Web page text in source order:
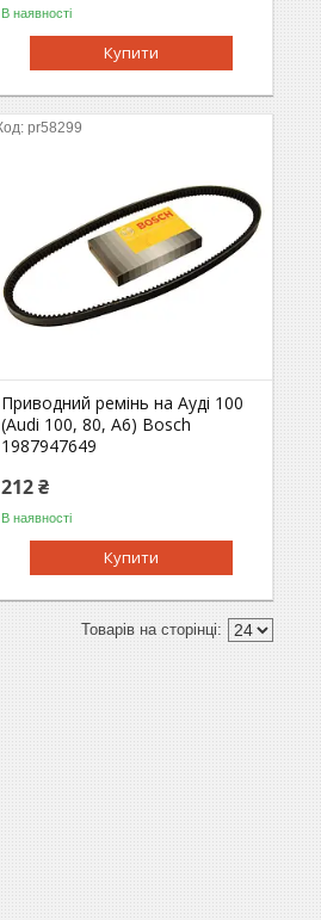
В наявності
Купити
pr58299
Приводний ремінь на Ауді 100
(Audi 100, 80, A6) Bosch
1987947649
212 ₴
В наявності
Купити